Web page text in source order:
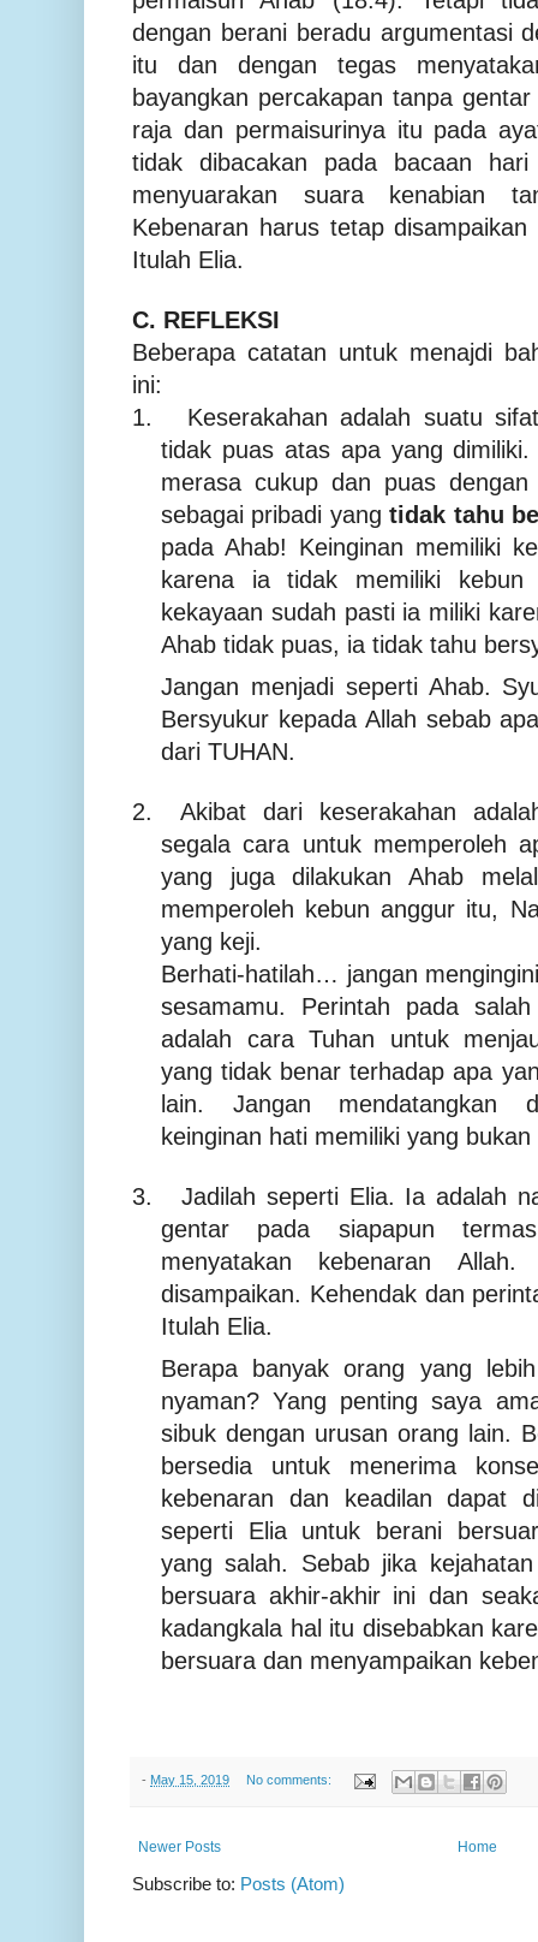
dengan berani beradu argumentasi
itu dan dengan tegas
bayangkan percakapan tanpa
raja dan permaisurinya itu pada
tidak dibacakan pada bacaan
menyuarakan suara kenabian
Kebenaran harus tetap
Itulah Elia.
C. REFLEKSI
Beberapa catatan untuk menajdi
ini:
1.
Keserakahan adalah suatu
tidak puas atas apa yang
merasa cukup dan puas
sebagai pribadi yangtidak tahu
pada Ahab! Keinginan memiliki
karena ia tidak memiliki
kekayaan sudah pasti ia miliki
Ahab tidak puas, ia tidak tahu
Jangan menjadi seperti Ahab.
Bersyukur kepada Allah sebab
dari TUHAN.
2.
Akibat dari keserakahan
segala cara untuk memperoleh
yang juga dilakukan Ahab
memperoleh kebun anggur itu,
yang keji.
Berhati-hatilah… jangan
sesamamu. Perintah pada
adalah cara Tuhan untuk
yang tidak benar terhadap apa
lain. Jangan mendatangkan
keinginan hati memiliki yang
3.
Jadilah seperti Elia. Ia adalah
gentar pada siapapun
menyatakan kebenaran
disampaikan. Kehendak dan
Itulah Elia.
Berapa banyak orang yang
nyaman? Yang penting saya
sibuk dengan urusan orang lain.
bersedia untuk menerima
kebenaran dan keadilan dapat
seperti Elia untuk berani
yang salah. Sebab jika
bersuara akhir-akhir ini dan
kadangkala hal itu disebabkan
bersuara dan menyampaikan
- May 15, 2019 No comments:
Newer Posts Home
Subscribe to: Posts (Atom)